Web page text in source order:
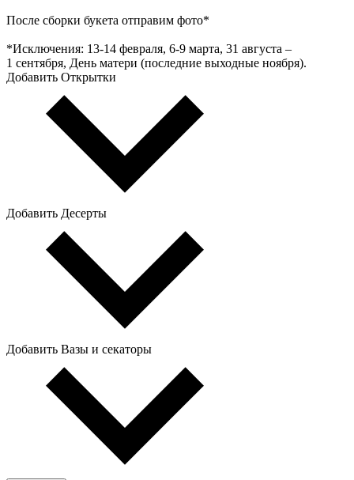
После сборки букета отправим фото*
*Исключения: 13‑14 февраля, 6‑9 марта, 31 августа –
1 сентября, День матери (последние выходные ноября).
Добавить Открытки
Добавить Десерты
Добавить Вазы и секаторы